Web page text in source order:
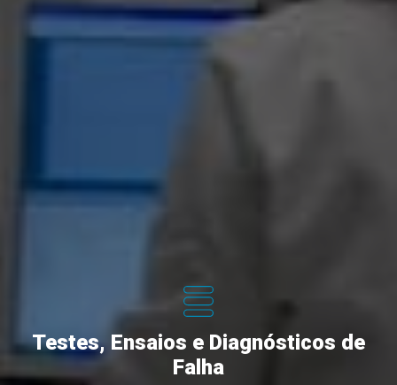
Testes, Ensaios e Diagnósticos de
Falha